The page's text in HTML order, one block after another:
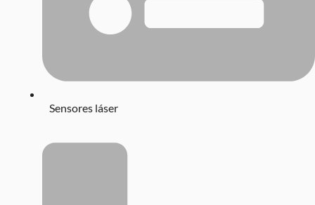
Sensores láser